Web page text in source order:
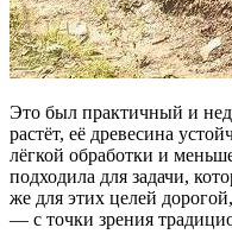
Это был практичный и
растёт, её древесина
лёгкой обработки и
подходила для задачи,
же для этих целей
— с точки зрения